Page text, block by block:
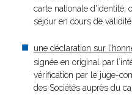
carte nationale d'identité,
séjour en cours de
une déclaration sur
signée en original par
vérification par le juge-
des Sociétés auprès du